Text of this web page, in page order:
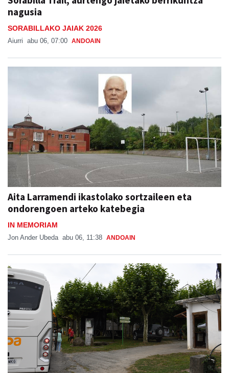
nagusia
SORABILLAKO JAIAK 2026
Aiurri abu 06, 07:00 ANDOAIN
Aita Larramendi ikastolako sortzaileen eta
ondorengoen arteko katebegia
IN MEMORIAM
Jon Ander Ubeda abu 06, 11:38 ANDOAIN